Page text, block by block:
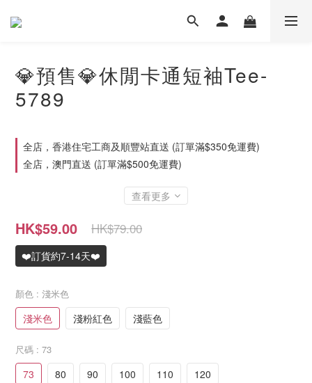
💎預售💎休閒卡通短袖Tee-
5789
全店，香港住宅工商及順豐站直送 (訂單滿$350免運費)
全店，澳門直送 (訂單滿$500免運費)
查看更多
HK$59.00 HK$79.00
❤️訂貨約7-14天❤️
顏色 : 淺米色
淺米色 淺粉紅色 淺藍色
尺碼 : 73
73 80 90 100 110 120